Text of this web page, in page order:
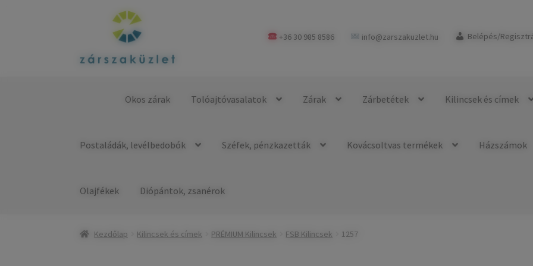
a
a
+36 30 985 8586 info@zarszakuzlet.hu Belépés/
Okos zárak Tolóajtóvasalatok Zárak Zárbetétek Kilincsek és címek
Postaládák, levélbedobók Széfek, pénzkazetták Kovácsoltvas termékek Házszámok
Olajfékek Diópántok, zsanérok
Kezdőlap Kilincsek és címek PRÉMIUM Kilincsek FSB Kilincsek 1257